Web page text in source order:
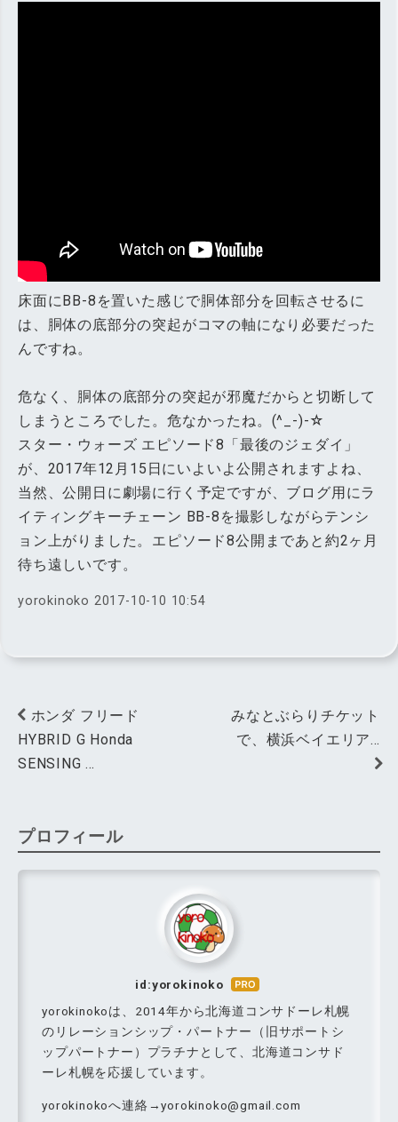
床面にBB-8を置いた感じで胴体部分を回転させるに
は、胴体の底部分の突起がコマの軸になり必要だった
んですね。
危なく、胴体の底部分の突起が邪魔だからと切断して
しまうところでした。危なかったね。(^_-)-☆
スター・ウォーズ エピソード8「最後のジェダイ」
が、2017年12月15日にいよいよ公開されますよね、
当然、公開日に劇場に行く予定ですが、ブログ用にラ
イティングキーチェーン BB-8を撮影しながらテンシ
ョン上がりました。エピソード8公開まであと約2ヶ月
待ち遠しいです。
yorokinoko 2017-10-10 10:54
ホンダ フリード
HYBRID G Honda
SENSING …
みなとぶらりチケット
で、横浜ベイエリア…
プロフィール
id:yorokinoko
はて
なブ
ログ
Pro
yorokinokoは、2014年から北海道コンサドーレ札幌
のリレーションシップ・パートナー（旧サポートシ
ップパートナー）プラチナとして、北海道コンサド
ーレ札幌を応援しています。
yorokinokoへ連絡→yorokinoko@gmail.com